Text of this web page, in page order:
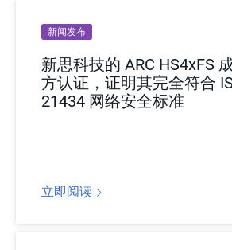
新闻发布
新思科技的 ARC HS4xFS
方认证，证明其完全符合
21434 网络安全标准
立即阅读